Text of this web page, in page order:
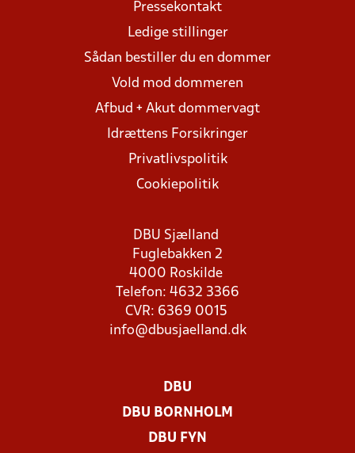
Pressekontakt
Ledige stillinger
Sådan bestiller du en dommer
Vold mod dommeren
Afbud + Akut dommervagt
Idrættens Forsikringer
Privatlivspolitik
Cookiepolitik
DBU Sjælland
Fuglebakken 2
4000 Roskilde
Telefon: 4632 3366
CVR: 6369 0015
info@dbusjaelland.dk
DBU
DBU BORNHOLM
DBU FYN